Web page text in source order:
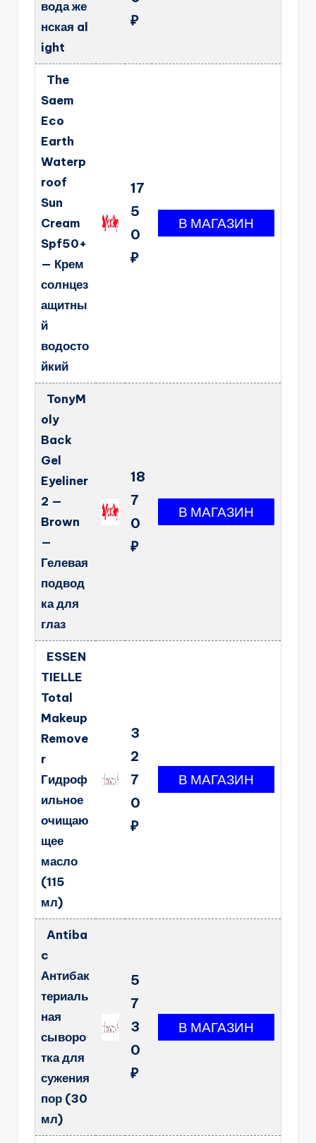
вода же
нская al
ight
₽
The
Saem
Eco
Earth
Waterp
roof
Sun
Cream
Spf50+
— Крем
солнцез
ащитны
й
водосто
йкий
17
5
0
₽
TonyM
oly
Back
Gel
Eyeliner
2 —
Brown
—
Гелевая
подвод
ка для
глаз
18
7
0
₽
ESSEN
TIELLE
Total
Makeup
Remove
r
Гидроф
ильное
очищаю
щее
масло
(115
мл)
3
2
7
0
₽
Antiba
c
Антибак
териаль
ная
сыворо
тка для
сужения
пор (30
мл)
5
7
3
0
₽